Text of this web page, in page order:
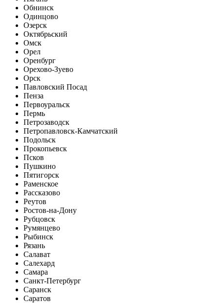
Обнинск
Одинцово
Озерск
Октябрьский
Омск
Орел
Оренбург
Орехово-Зуево
Орск
Павловский Посад
Пенза
Первоуральск
Пермь
Петрозаводск
Петропавловск-Камчатский
Подольск
Прокопьевск
Псков
Пушкино
Пятигорск
Раменское
Рассказово
Реутов
Ростов-на-Дону
Рубцовск
Румянцево
Рыбинск
Рязань
Салават
Салехард
Самара
Санкт-Петербург
Саранск
Саратов